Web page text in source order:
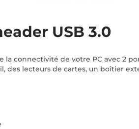
USB 3.0
connectivité de votre PC avec 2
des lecteurs de cartes, un boîtier